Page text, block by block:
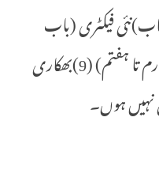
باب)نئی فیکٹری (باب
دوم و سوم)نئی فیکٹری (باب چہارم تا ہفتم) (9)بھکاری
نہیں ہوں۔